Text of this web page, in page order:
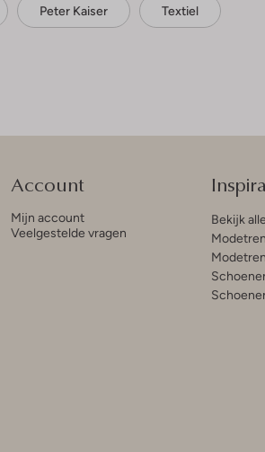
Peter Kaiser Textiel
Account
Mijn account
Veelgestelde vragen
Bekijk